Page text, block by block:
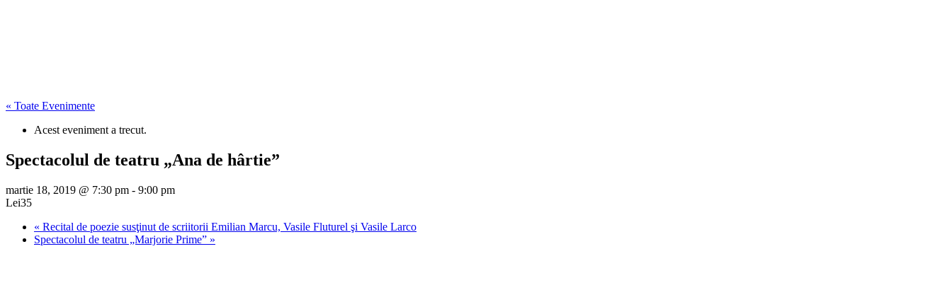
« Toate Evenimente
Acest eveniment a trecut.
Spectacolul de teatru „Ana de hârtie”
martie 18, 2019 @ 7:30 pm - 9:00 pm
Lei35
« Recital de poezie susţinut de scriitorii Emilian Marcu, Vasile Fluturel şi Vasile Larco
Spectacolul de teatru „Marjorie Prime” »